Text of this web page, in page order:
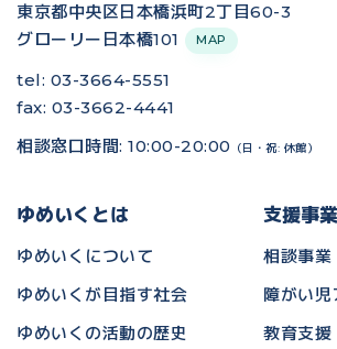
東京都中央区日本橋浜町2丁目60-3
グローリー日本橋101
MAP
tel: 03-3664-5551
fax: 03-3662-4441
相談窓口時間: 10:00-20:00
（日・祝: 休館）
ゆめいくとは
ゆめいくについて
ゆめいくが目指す社会
ゆめいくの活動の歴史
支援事業
相談事業
障がい児
教育支援